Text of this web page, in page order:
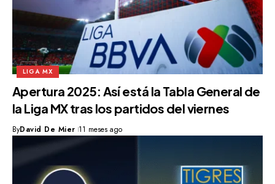
LIGA MX
Apertura 2025: Así está la Tabla General de
la Liga MX tras los partidos del viernes
ByDavid De Mier 11 meses ago